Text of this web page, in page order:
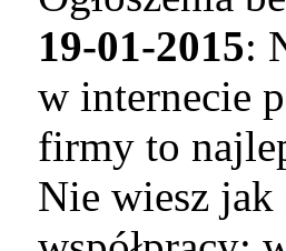
19-01-2015:
w internecie
firmy to
Nie wiesz jak